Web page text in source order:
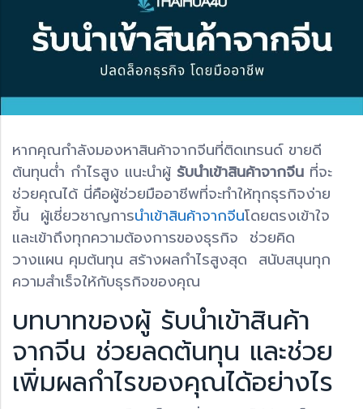
หากคุณกำลังมองหาสินค้าจากจีนที่ติดเทรนด์ ขายดี
ต้นทุนต่ำ กำไรสูง แนะนำผู้ รับนำเข้าสินค้าจากจีน ที่จะ
ช่วยคุณได้ นี่คือผู้ช่วยมืออาชีพที่จะทำให้ทุกธุรกิจง่าย
ขึ้น ผู้เชี่ยวชาญการนำเข้าสินค้าจากจีนโดยตรงเข้าใจ
และเข้าถึงทุกความต้องการของธุรกิจ ช่วยคิด
วางแผน คุมต้นทุน สร้างผลกำไรสูงสุด สนับสนุนทุก
ความสำเร็จให้กับธุรกิจของคุณ
บทบาทของผู้ รับนำเข้าสินค้า
จากจีน ช่วยลดต้นทุน และช่วย
เพิ่มผลกำไรของคุณได้อย่างไร